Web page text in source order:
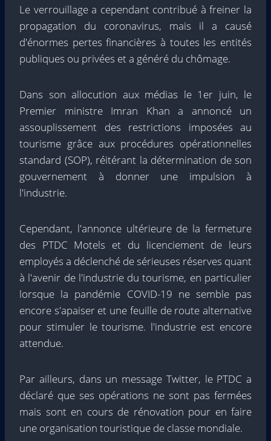
Le verrouillage a cependant contribué à freiner la
propagation du coronavirus, mais il a causé
d'énormes pertes financières à toutes les entités
publiques ou privées et a généré du chômage.
Dans son allocution aux médias le 1er juin, le
Premier ministre Imran Khan a annoncé un
assouplissement des restrictions imposées au
tourisme grâce aux procédures opérationnelles
standard (SOP), réitérant la détermination de son
gouvernement à donner une impulsion à
l'industrie.
Cependant, l'annonce ultérieure de la fermeture
des PTDC Motels et du licenciement de leurs
employés a déclenché de sérieuses réserves quant
à l'avenir de l'industrie du tourisme, en particulier
lorsque la pandémie COVID-19 ne semble pas
encore s'apaiser et une feuille de route alternative
pour stimuler le tourisme. l'industrie est encore
attendue.
Par ailleurs, dans un message Twitter, le PTDC a
déclaré que ses opérations ne sont pas fermées
mais sont en cours de rénovation pour en faire
une organisation touristique de classe mondiale.